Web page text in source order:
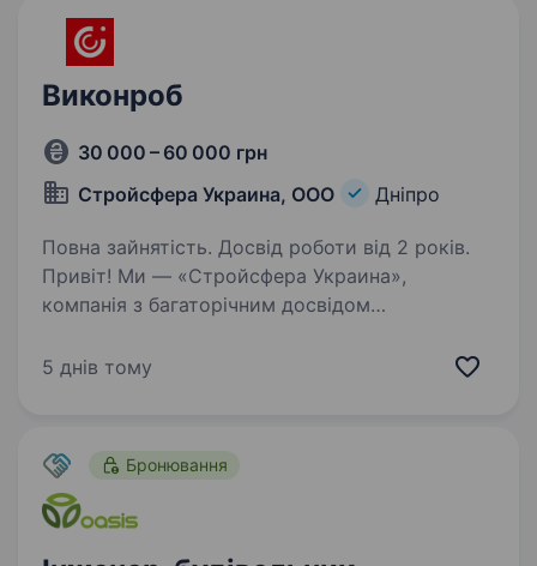
площею понад 160 000…
Виконроб
30 000 – 60 000 грн
Стройсфера Украина, ООО
Дніпро
Повна зайнятість. Досвід роботи від 2 років.
Привіт! Ми — «Стройсфера Украина»,
компанія з багаторічним досвідом
будівельними матеріалами. Наша команда
5 днів тому
Бронювання